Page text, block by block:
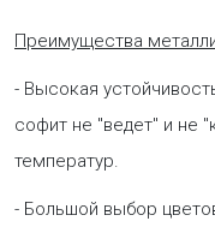
Преимущества
- Высокая
софит не "ведет" и не
температур.
- Большой выбор